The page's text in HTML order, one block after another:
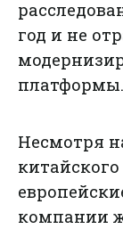
год и не
платформы.
Несмотря
компании